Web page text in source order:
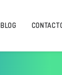
BLOG